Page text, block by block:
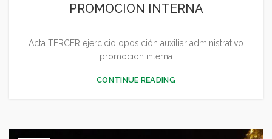
PROMOCION INTERNA
Acta TERCER ejercicio oposición auxiliar administrativo
promocion interna
CONTINUE READING